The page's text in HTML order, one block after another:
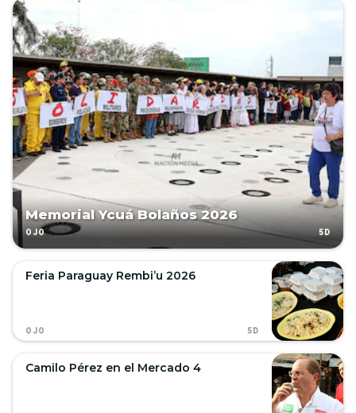
Memorial Ycuá Bolaños 2026
OJO 5D
Feria Paraguay Rembi’u 2026
OJO 5D
Camilo Pérez en el Mercado 4